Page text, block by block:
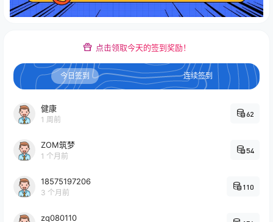
点击领取今天的签到奖励！
今日签到 连续签到
健康
1 周前
62
ZOM筑梦
1 个月前
54
18575197206
3 个月前
110
zq080110